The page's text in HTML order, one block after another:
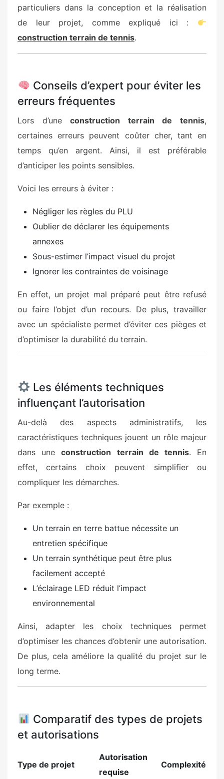
particuliers dans la conception et la réalisation
de leur projet, comme expliqué ici :
construction terrain de tennis.
Conseils d’expert pour éviter les
erreurs fréquentes
Lors d’uneconstruction terrain de tennis,
certaines erreurs peuvent coûter cher, tant en
temps qu’en argent. Ainsi, il est préférable
d’anticiper les points sensibles.
Voici les erreurs à éviter :
Négliger les règles du PLU
Oublier de déclarer les équipements
annexes
Sous-estimer l’impact visuel du projet
Ignorer les contraintes de voisinage
En effet, un projet mal préparé peut être refusé
ou faire l’objet d’un recours. De plus, travailler
avec un spécialiste permet d’éviter ces pièges et
d’optimiser la durabilité du terrain.
Les éléments techniques
influençant l’autorisation
Au-delà des aspects administratifs, les
caractéristiques techniques jouent un rôle majeur
dans uneconstruction terrain de tennis. En
effet, certains choix peuvent simplifier ou
compliquer les démarches.
Par exemple :
Un terrain en terre battue nécessite un
entretien spécifique
Un terrain synthétique peut être plus
facilement accepté
L’éclairage LED réduit l’impact
environnemental
Ainsi, adapter les choix techniques permet
d’optimiser les chances d’obtenir une autorisation.
De plus, cela améliore la qualité du projet sur le
long terme.
Comparatif des types de projets
et autorisations
Type de projet
Autorisation
requise
Complexité